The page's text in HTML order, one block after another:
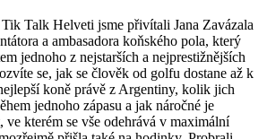
Talk Helveti jsme přivítali Jana Zavázala
a ambasadora koňského pola, který
jednoho z nejstarších a nejprestižnějších
se, jak se člověk od golfu dostane až k
koně právě z Argentiny, kolik jich
jednoho zápasu a jak náročné je
ve kterém se vše odehrává v maximální